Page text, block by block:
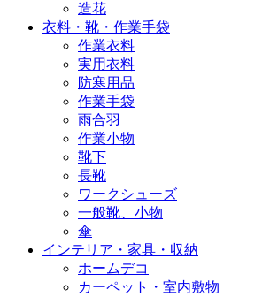
造花
衣料・靴・作業手袋
作業衣料
実用衣料
防寒用品
作業手袋
雨合羽
作業小物
靴下
長靴
ワークシューズ
一般靴、小物
傘
インテリア・家具・収納
ホームデコ
カーペット・室内敷物